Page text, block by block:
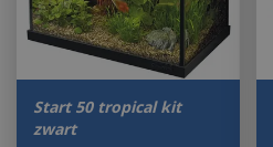
Start 50 tropical kit
zwart